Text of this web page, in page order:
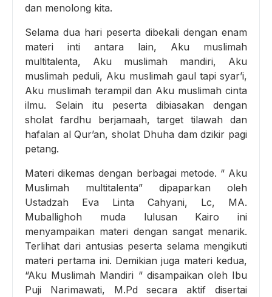
dan menolong kita.
Selama dua hari peserta dibekali dengan enam
materi inti antara lain, Aku muslimah
multitalenta, Aku muslimah mandiri, Aku
muslimah peduli, Aku muslimah gaul tapi syar’i,
Aku muslimah terampil dan Aku muslimah cinta
ilmu. Selain itu peserta dibiasakan dengan
sholat fardhu berjamaah, target tilawah dan
hafalan al Qur’an, sholat Dhuha dam dzikir pagi
petang.
Materi dikemas dengan berbagai metode. “ Aku
Muslimah multitalenta” dipaparkan oleh
Ustadzah Eva Linta Cahyani, Lc, MA.
Muballighoh muda lulusan Kairo ini
menyampaikan materi dengan sangat menarik.
Terlihat dari antusias peserta selama mengikuti
materi pertama ini. Demikian juga materi kedua,
“Aku Muslimah Mandiri “ disampaikan oleh Ibu
Puji Narimawati, M.Pd secara aktif disertai